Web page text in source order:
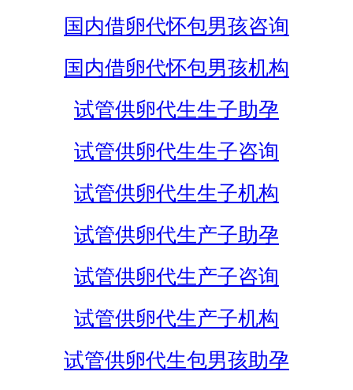
国内借卵代怀包男孩咨询
国内借卵代怀包男孩机构
试管供卵代生生子助孕
试管供卵代生生子咨询
试管供卵代生生子机构
试管供卵代生产子助孕
试管供卵代生产子咨询
试管供卵代生产子机构
试管供卵代生包男孩助孕